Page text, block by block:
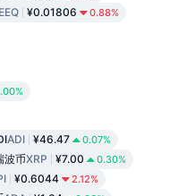
¥0.01806 0.88%
ADI ¥46.47 0.07%
波币XRP ¥7.00 0.30%
¥0.6044 2.12%